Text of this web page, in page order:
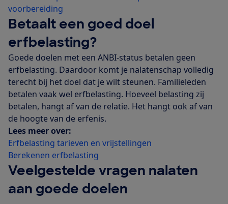
voorbereiding
Betaalt een goed doel
erfbelasting?
Goede doelen met een ANBI-status betalen geen
erfbelasting. Daardoor komt je nalatenschap volledig
terecht bij het doel dat je wilt steunen. Familieleden
betalen vaak wel erfbelasting. Hoeveel belasting zij
betalen, hangt af van de relatie. Het hangt ook af van
de hoogte van de erfenis.
Lees meer over:
Erfbelasting tarieven en vrijstellingen
Berekenen erfbelasting
Veelgestelde vragen nalaten
aan goede doelen